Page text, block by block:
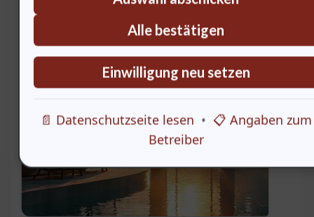
Wie beeinflusst Musik unser Wohlbefinden?
Die Macht der Musik im Wellness
Alle bestätigen
Einwilligung neu setzen
📄 Datenschutzseite lesen • 📋 Angaben zum
Betreiber